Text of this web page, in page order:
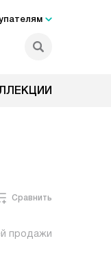
Сравнить
продажи